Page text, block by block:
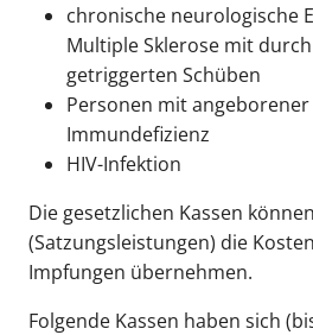
chronische neurologische
Multiple Sklerose mit
getriggerten Schüben
Personen mit
Immundefizienz
HIV-Infektion
Die gesetzlichen Kassen
(Satzungsleistungen) die
Impfungen übernehmen.
Folgende Kassen haben sich